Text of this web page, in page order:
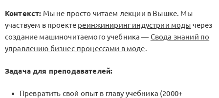
Контекст: Мы не просто читаем лекции в Вышке. Мы
участвуем в проекте реинжиниринг индустрии моды через
создание машиночитаемого учебника — Свода знаний по
управлению бизнес-процессами в моде.
Задача для преподавателей:
Превратить свой опыт в главу учебника (2000+